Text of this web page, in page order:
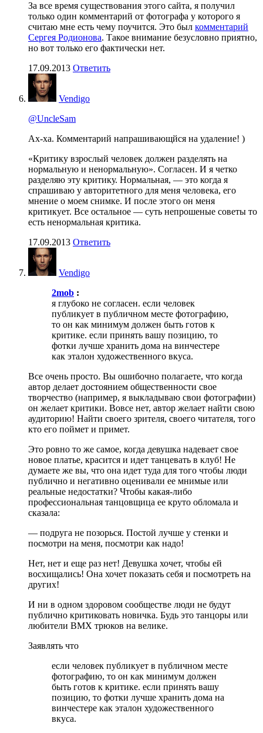
За все время существования этого сайта, я получил
только один комментарий от фотографа у которого я
считаю мне есть чему поучится. Это был комментарий
Сергея Родионова. Такое внимание безусловно приятно,
но вот только его фактически нет.
17.09.2013 Ответить
Vendigo
@UncleSam
Ах-ха. Комментарий напрашивающйся на удаление! )
«Критику взрослый человек должен разделять на
нормальную и ненормальную». Согласен. И я четко
разделяю эту критику. Нормальная, — это когда я
спрашиваю у авторитетного для меня человека, его
мнение о моем снимке. И после этого он меня
критикует. Все остальное — суть непрошеные советы то
есть ненормальная критика.
17.09.2013 Ответить
Vendigo
2mob :
я глубоко не согласен. если человек
публикует в публичном месте фотографию,
то он как минимум должен быть готов к
критике. если принять вашу позицию, то
фотки лучше хранить дома на винчестере
как эталон художественного вкуса.
Все очень просто. Вы ошибочно полагаете, что когда
автор делает достоянием общественности свое
творчество (например, я выкладываю свои фотографии)
он желает критики. Вовсе нет, автор желает найти свою
аудиторию! Найти своего зрителя, своего читателя, того
кто его поймет и примет.
Это ровно то же самое, когда девушка надевает свое
новое платье, красится и идет танцевать в клуб! Не
думаете же вы, что она идет туда для того чтобы люди
публично и негативно оценивали ее мнимые или
реальные недостатки? Чтобы какая-либо
профессиональная танцовщица ее круто обломала и
сказала:
— подруга не позорься. Постой лучше у стенки и
посмотри на меня, посмотри как надо!
Нет, нет и еще раз нет! Девушка хочет, чтобы ей
восхищались! Она хочет показать себя и посмотреть на
других!
И ни в одном здоровом сообществе люди не будут
публично критиковать новичка. Будь это танцоры или
любители BMX трюков на велике.
Заявлять что
если человек публикует в публичном месте
фотографию, то он как минимум должен
быть готов к критике. если принять вашу
позицию, то фотки лучше хранить дома на
винчестере как эталон художественного
вкуса.